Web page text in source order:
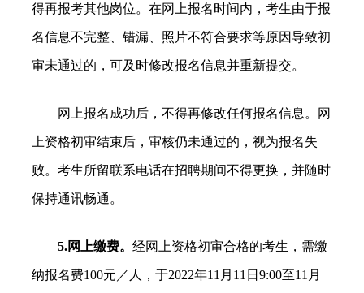
得再报考其他岗位。在网上报名时间内，考生由于报
名信息不完整、错漏、照片不符合要求等原因导致初
审未通过的，可及时修改报名信息并重新提交。
网上报名成功后，不得再修改任何报名信息。网
上资格初审结束后，审核仍未通过的，视为报名失
败。考生所留联系电话在招聘期间不得更换，并随时
保持通讯畅通。
5.网上缴费。 经网上资格初审合格的考生，需缴
纳报名费100元／人，于2022年11月11日9:00至11月